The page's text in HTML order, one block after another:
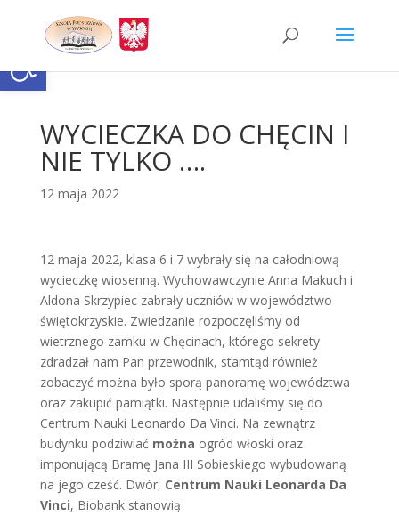
contentOtwórz pasek narzędzi
WYCIECZKA DO CHĘCIN I
NIE TYLKO ….
12 maja 2022
12 maja 2022, klasa 6 i 7 wybrały się na całodniową
wycieczkę wiosenną. Wychowawczynie Anna Makuch i
Aldona Skrzypiec zabrały uczniów w województwo
świętokrzyskie. Zwiedzanie rozpoczęliśmy od
wietrznego zamku w Chęcinach, którego sekrety
zdradzał nam Pan przewodnik, stamtąd również
zobaczyć można było sporą panoramę województwa
oraz zakupić pamiątki. Następnie udaliśmy się do
Centrum Nauki Leonardo Da Vinci. Na zewnątrz
budynku podziwiać można ogród włoski oraz
imponującą Bramę Jana III Sobieskiego wybudowaną
na jego cześć. Dwór, Centrum Nauki Leonarda Da
Vinci, Biobank stanowią